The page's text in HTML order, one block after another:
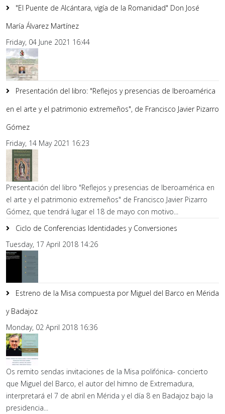
"El Puente de Alcántara, vigía de la Romanidad" Don José
María Álvarez Martínez
Friday, 04 June 2021 16:44
Presentación del libro: "Reflejos y presencias de Iberoamérica
en el arte y el patrimonio extremeños", de Francisco Javier Pizarro
Gómez
Friday, 14 May 2021 16:23
Presentación del libro "Reflejos y presencias de Iberoamérica en
el arte y el patrimonio extremeños" de Francisco Javier Pizarro
Gómez, que tendrá lugar el 18 de mayo con motivo...
Ciclo de Conferencias Identidades y Conversiones
Tuesday, 17 April 2018 14:26
Estreno de la Misa compuesta por Miguel del Barco en Mérida
y Badajoz
Monday, 02 April 2018 16:36
Os remito sendas invitaciones de la Misa polifónica- concierto
que Miguel del Barco, el autor del himno de Extremadura,
interpretará el 7 de abril en Mérida y el día 8 en Badajoz bajo la
presidencia...